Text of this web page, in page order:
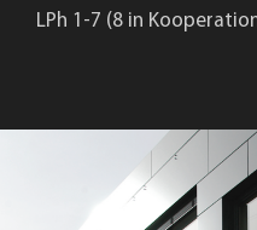
LPh 1-7 (8 in